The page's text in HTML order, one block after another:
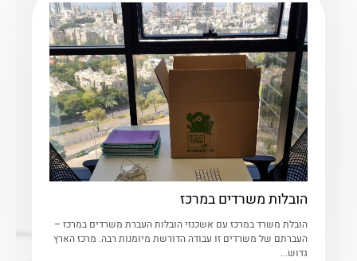
הובלות משרדים במרכז
הובלת משרד במרכז עם אשכנזי הובלות העברת משרדים במרכז –
העברתם של משרדים זו עבודה הדורשת מיומנות רבה. מרכז הארץ
גדוש...